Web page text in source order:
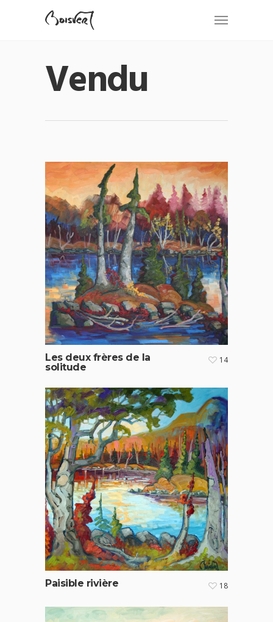
Vendu
Les deux frères de la
solitude
14
Paisible rivière 18